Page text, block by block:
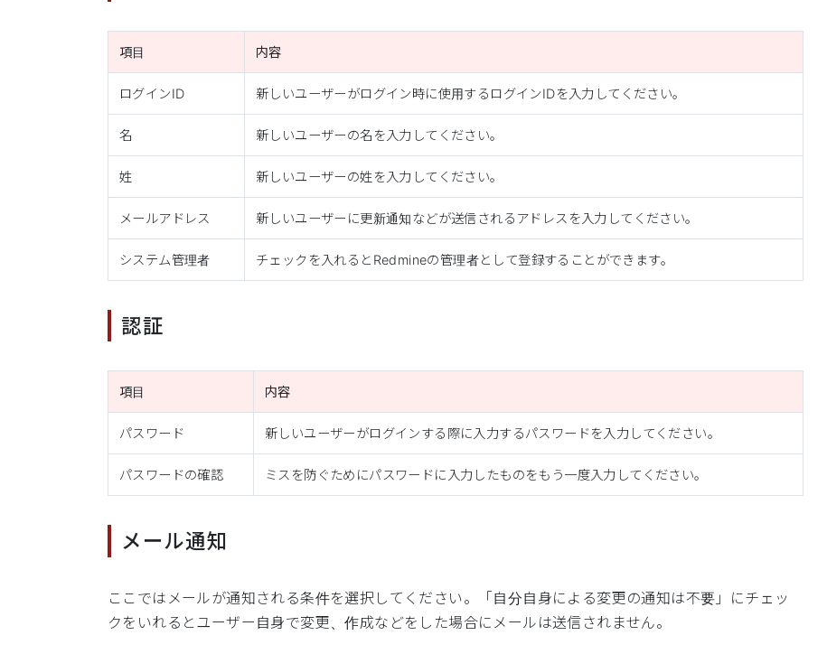
項目 内容
ログインID 新しいユーザーがログイン時に使用するログインIDを入力してください。
名 新しいユーザーの名を入力してください。
姓 新しいユーザーの姓を入力してください。
メールアドレス 新しいユーザーに更新通知などが送信されるアドレスを入力してください。
システム管理者 チェックを入れるとRedmineの管理者として登録することができます。
認証
項目 内容
パスワード 新しいユーザーがログインする際に入力するパスワードを入力してください。
パスワードの確認 ミスを防ぐためにパスワードに入力したものをもう一度入力してください。
メール通知
ここではメールが通知される条件を選択してください。「自分自身による変更の通知は不要」にチェッ
クをいれるとユーザー自身で変更、作成などをした場合にメールは送信されません。